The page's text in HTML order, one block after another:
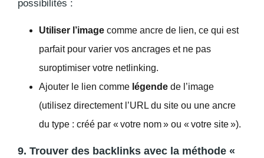
possibilités :
Utiliser l’image comme ancre de lien, ce qui est
parfait pour varier vos ancrages et ne pas
suroptimiser votre netlinking.
Ajouter le lien comme légende de l’image
(utilisez directement l’URL du site ou une ancre
du type : créé par « votre nom » ou « votre site »).
9. Trouver des backlinks avec la méthode «